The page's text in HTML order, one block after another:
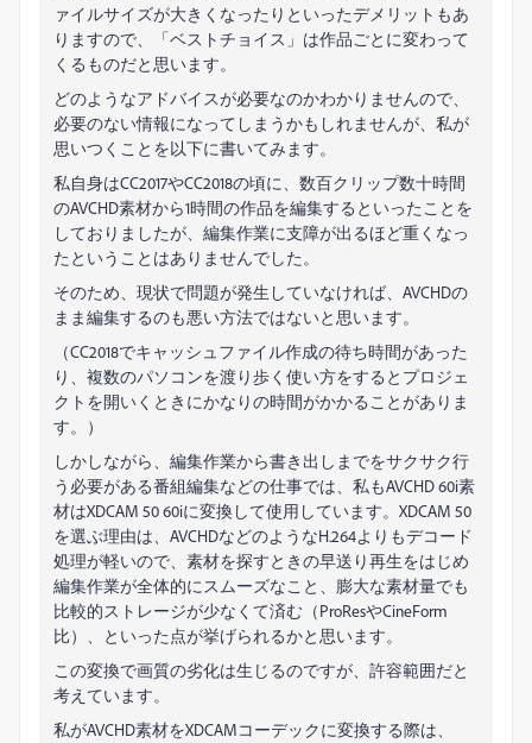
ァイルサイズが大きくなったりといったデメリットもあ
りますので、「ベストチョイス」は作品ごとに変わって
くるものだと思います。
どのようなアドバイスが必要なのかわかりませんので、
必要のない情報になってしまうかもしれませんが、私が
思いつくことを以下に書いてみます。
私自身はCC2017やCC2018の頃に、数百クリップ数十時間
のAVCHD素材から1時間の作品を編集するといったことを
しておりましたが、編集作業に支障が出るほど重くなっ
たということはありませんでした。
そのため、現状で問題が発生していなければ、AVCHDの
まま編集するのも悪い方法ではないと思います。
（CC2018でキャッシュファイル作成の待ち時間があった
り、複数のパソコンを渡り歩く使い方をするとプロジェ
クトを開いくときにかなりの時間がかかることがありま
す。）
しかしながら、編集作業から書き出しまでをサクサク行
う必要がある番組編集などの仕事では、私もAVCHD 60i素
材はXDCAM 50 60iに変換して使用しています。XDCAM 50
を選ぶ理由は、AVCHDなどのようなH.264よりもデコード
処理が軽いので、素材を探すときの早送り再生をはじめ
編集作業が全体的にスムーズなこと、膨大な素材量でも
比較的ストレージが少なくて済む（ProResやCineForm
比）、といった点が挙げられるかと思います。
この変換で画質の劣化は生じるのですが、許容範囲だと
考えています。
私がAVCHD素材をXDCAMコーデックに変換する際は、